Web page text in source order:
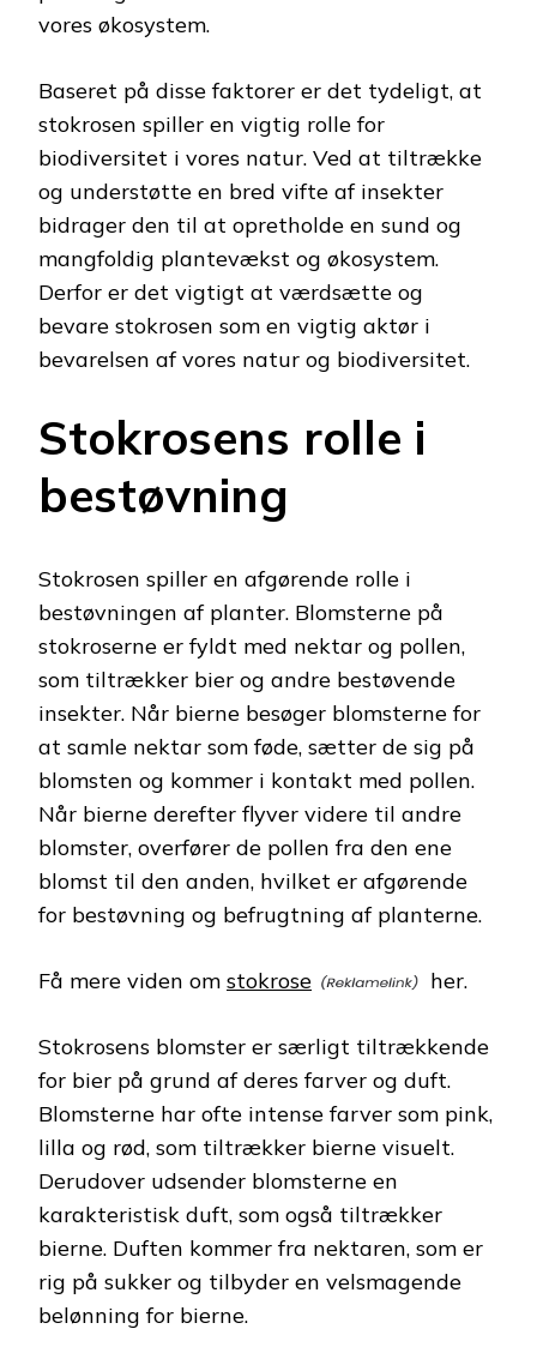
vores økosystem.
Baseret på disse faktorer er det tydeligt, at
stokrosen spiller en vigtig rolle for
biodiversitet i vores natur. Ved at tiltrække
og understøtte en bred vifte af insekter
bidrager den til at opretholde en sund og
mangfoldig plantevækst og økosystem.
Derfor er det vigtigt at værdsætte og
bevare stokrosen som en vigtig aktør i
bevarelsen af vores natur og biodiversitet.
Stokrosens rolle i
bestøvning
Stokrosen spiller en afgørende rolle i
bestøvningen af planter. Blomsterne på
stokroserne er fyldt med nektar og pollen,
som tiltrækker bier og andre bestøvende
insekter. Når bierne besøger blomsterne for
at samle nektar som føde, sætter de sig på
blomsten og kommer i kontakt med pollen.
Når bierne derefter flyver videre til andre
blomster, overfører de pollen fra den ene
blomst til den anden, hvilket er afgørende
for bestøvning og befrugtning af planterne.
Få mere viden om stokrose her.
Stokrosens blomster er særligt tiltrækkende
for bier på grund af deres farver og duft.
Blomsterne har ofte intense farver som pink,
lilla og rød, som tiltrækker bierne visuelt.
Derudover udsender blomsterne en
karakteristisk duft, som også tiltrækker
bierne. Duften kommer fra nektaren, som er
rig på sukker og tilbyder en velsmagende
belønning for bierne.